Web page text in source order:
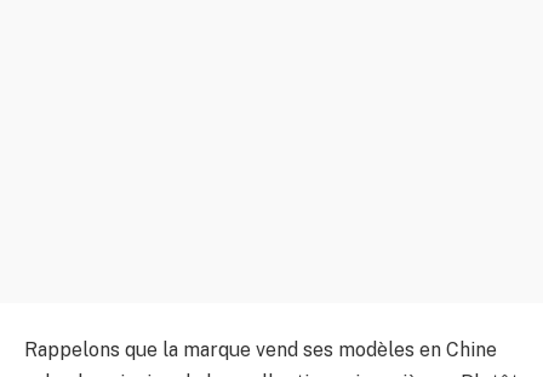
Rappelons que la marque vend ses modèles en Chine